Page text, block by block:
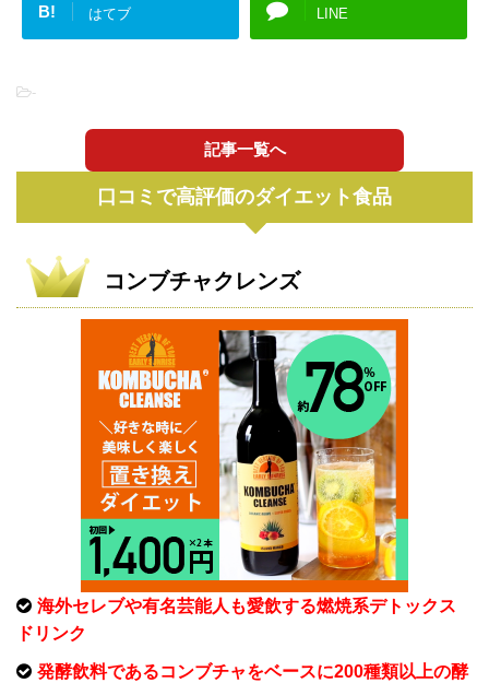
B! はてブ LINE
-
記事一覧へ
口コミで高評価のダイエット食品
コンブチャクレンズ
海外セレブや有名芸能人も愛飲する燃焼系デトックス
ドリンク
発酵飲料であるコンブチャをベースに200種類以上の酵